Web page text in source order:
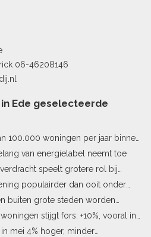
06-46208146
Ede geselecteerde
100.000 woningen per jaar binnen
van energielabel neemt toe
speelt grotere rol bij
populairder dan ooit onder
buiten grote steden worden
stijgt fors: +10%, vooral in
mei 4% hoger, minder